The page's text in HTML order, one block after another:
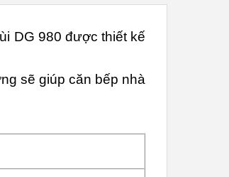
DG 980 được thiết kế
sẽ giúp căn bếp nhà